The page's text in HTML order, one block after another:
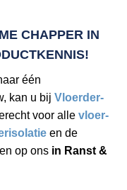
CHAPPER IN
één
kan u bij Vloerder-
voor alle vloer-
en de
op ons in Ranst &